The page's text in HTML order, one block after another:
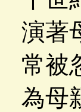
演著
常被
為母